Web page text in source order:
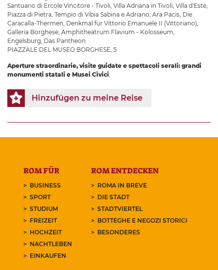
Santuario di Ercole Vincitore - Tivoli Villa Adriana in Tivoli Villa d'Este
Piazza di Pietra Tempio di Vibia Sabina e Adriano Ara Pacis Die
Caracalla-Thermen Denkmal für Vittorio Emanuele II (Vittoriano)
Galleria Borghese Amphitheatrum Flavium - Kolosseum
Engelsburg Das Pantheon
PIAZZALE DEL MUSEO BORGHESE, 5
Aperture straordinarie, visite guidate e spettacoli serali: grandi
monumenti statali e Musei Civici:
Hinzufügen zu meine Reise
ROM FÜR
BUSINESS
SPORT
STUDIUM
FREIZEIT
HOCHZEIT
NACHTLEBEN
EINKAUFEN
ROM ENTDECKEN
ROMA IN BREVE
DIE STADT
STADTVIERTEL
BOTTEGHE E NEGOZI STORICI
BESONDERES